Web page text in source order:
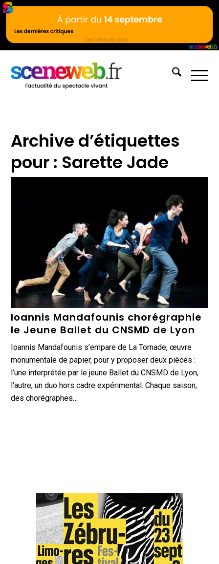
Archive d’étiquettes
pour : Sarette Jade
Ioannis Mandafounis chorégraphie
le Jeune Ballet du CNSMD de Lyon
Ioannis Mandafounis s’empare de La Tornade, œuvre
monumentale de papier, pour y proposer deux pièces :
l’une interprétée par le jeune Ballet du CNSMD de Lyon,
l’autre, un duo hors cadre expérimental. Chaque saison,
des chorégraphes…